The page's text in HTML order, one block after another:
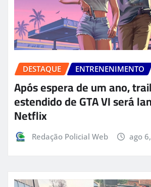
DESTAQUE ENTRENENIMENTO
Após espera de um ano,
estendido de GTA VI será
Netflix
Redação Policial Web ago